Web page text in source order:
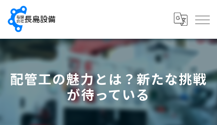
配管工の魅力とは？新たな挑戦
が待っている